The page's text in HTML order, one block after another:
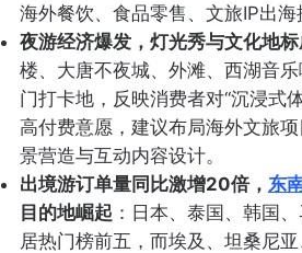
海外餐饮、食品零售、文旅IP出海
夜游经济爆发，灯光秀与文化地
楼、大唐不夜城、外滩、西湖音
门打卡地，反映消费者对“沉浸式
高付费意愿，建议布局海外文旅
景营造与互动内容设计。
出境游订单量同比激增20倍， 东
目的地崛起 ：日本、泰国、韩国
居热门榜前五，而埃及、坦桑尼亚